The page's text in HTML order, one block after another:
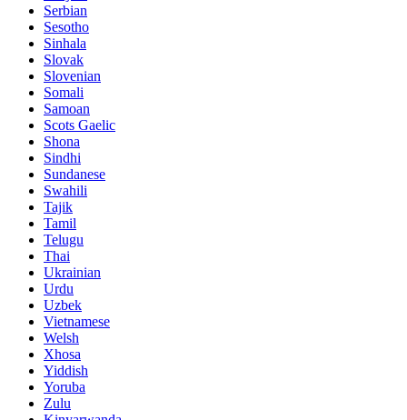
Serbian
Sesotho
Sinhala
Slovak
Slovenian
Somali
Samoan
Scots Gaelic
Shona
Sindhi
Sundanese
Swahili
Tajik
Tamil
Telugu
Thai
Ukrainian
Urdu
Uzbek
Vietnamese
Welsh
Xhosa
Yiddish
Yoruba
Zulu